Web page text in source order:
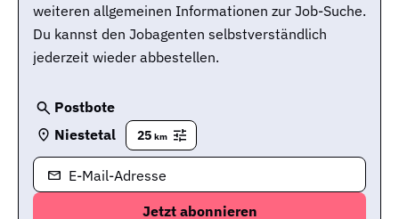
weiteren allgemeinen Informationen zur Job-Suche.
Du kannst den Jobagenten selbstverständlich
jederzeit wieder abbestellen.
Postbote
Niestetal
25 km
E-Mail-Adresse